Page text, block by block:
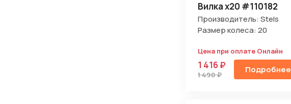
Вилка х20 #110182
Производитель: Stels
Размер колеса: 20
Цена при оплате Онлайн
1 416 ₽
1 490 ₽ Подробнее